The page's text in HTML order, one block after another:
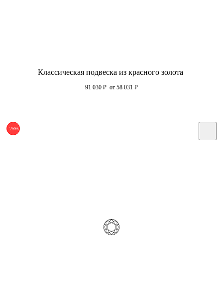
Классическая подвеска из красного золота
91 030 ₽ от 58 031 ₽
-25%